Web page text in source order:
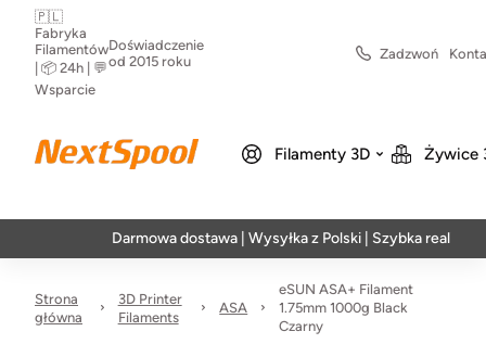
🇵🇱
Fabryka
Filamentów
| 📦 24h | 💬
Wsparcie
Doświadczenie
od 2015 roku
Zadzwoń
Filamenty 3D Żywice
Darmowa dostawa | Wysyłka z Polski | Szybka realizacja w 24h
Strona
główna
3D Printer
Filaments
ASA
eSUN ASA+ Filament
1.75mm 1000g Black
Czarny